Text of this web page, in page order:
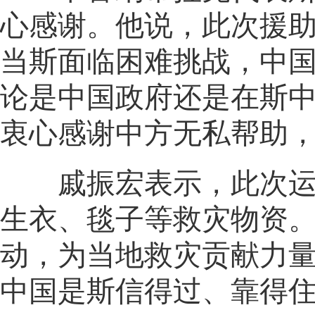
心感谢。他说，此次援
当斯面临困难挑战，中
论是中国政府还是在斯
衷心感谢中方无私帮助
戚振宏表示，此次运
生衣、毯子等救灾物资
动，为当地救灾贡献力
中国是斯信得过、靠得